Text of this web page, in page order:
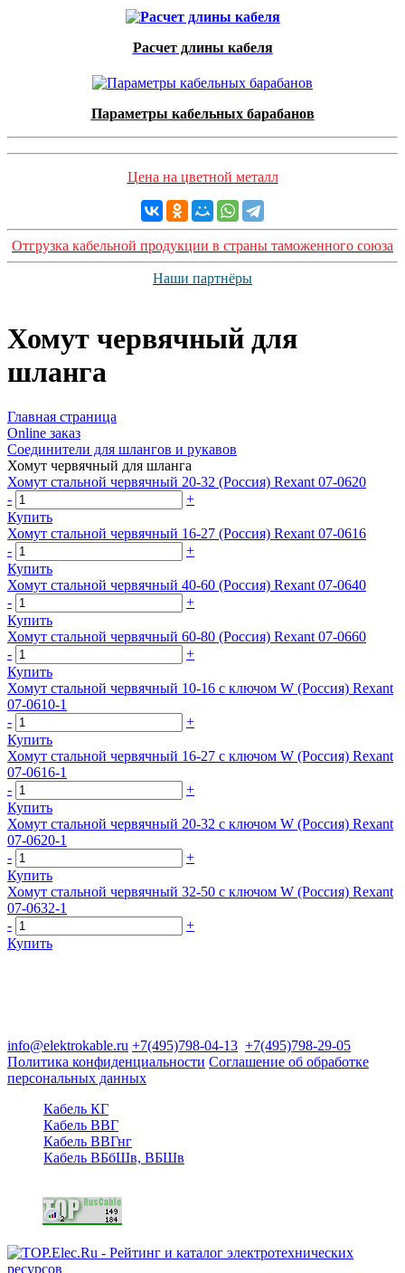
Расчет длины кабеля
Параметры кабельных барабанов
Цена на цветной металл
Отгрузка кабельной продукции в страны таможенного союза
Наши партнёры
Хомут червячный для
шланга
Главная страница
Оnline заказ
Соединители для шлангов и рукавов
Хомут червячный для шланга
Хомут стальной червячный 20-32 (Россия) Rexant 07-0620
-
+
Купить
Хомут стальной червячный 16-27 (Россия) Rexant 07-0616
-
+
Купить
Хомут стальной червячный 40-60 (Россия) Rexant 07-0640
-
+
Купить
Хомут стальной червячный 60-80 (Россия) Rexant 07-0660
-
+
Купить
Хомут стальной червячный 10-16 с ключом W (Россия) Rexant
07-0610-1
-
+
Купить
Хомут стальной червячный 16-27 с ключом W (Россия) Rexant
07-0616-1
-
+
Купить
Хомут стальной червячный 20-32 с ключом W (Россия) Rexant
07-0620-1
-
+
Купить
Хомут стальной червячный 32-50 с ключом W (Россия) Rexant
07-0632-1
-
+
Купить
info@elektrokable.ru +7(495)798-04-13 +7(495)798-29-05
Политика конфиденциальности Соглашение об обработке
персональных данных
Кабель КГ
Кабель ВВГ
Кабель ВВГнг
Кабель ВБбШв, ВБШв